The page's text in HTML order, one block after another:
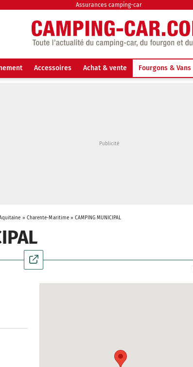
Assurances camping-car
Accessoires Achat & vente Fourgons & Vans
» Charente-Maritime »CAMPING MUNICIPAL